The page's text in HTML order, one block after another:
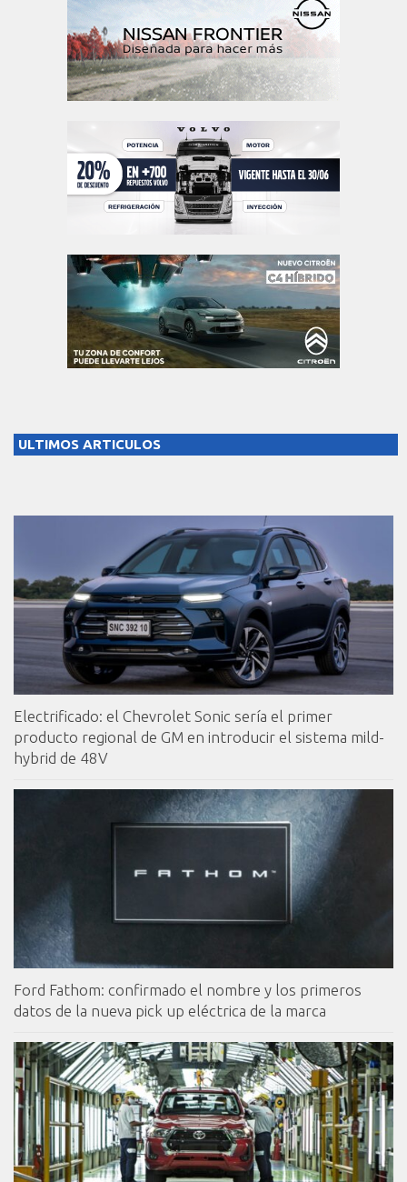
ULTIMOS ARTICULOS
Electrificado: el Chevrolet Sonic sería el primer
producto regional de GM en introducir el sistema mild-
hybrid de 48V
Ford Fathom: confirmado el nombre y los primeros
datos de la nueva pick up eléctrica de la marca